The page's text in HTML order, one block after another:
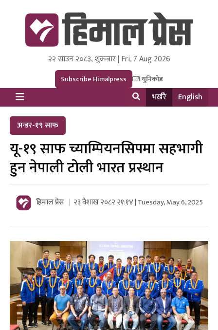
Himal Press
Dot NewsyNepal Media and Research Pvt Ltd.
२२ साउन २०८३, शुक्रबार | Fri, 7 Aug 2026
Subscribe Himalpress युनिकोड
भर्खरै English
अन्डर-१९ साफ
यू-१९ साफ च्याम्पियनसिपमा सहभागी
हुन नेपाली टोली भारत प्रस्थान
हिमाल प्रेस २३ वैशाख २०८२ २१:१४ | Tuesday, May 6, 2025